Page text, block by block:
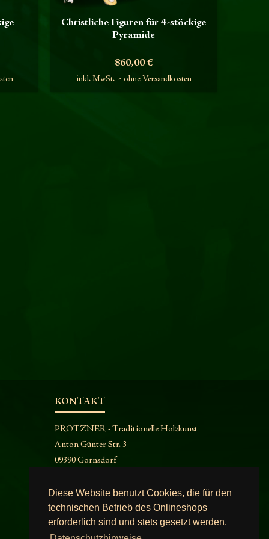
Diese Website benutzt Cookies, die für den
technischen Betrieb des Onlineshops
erforderlich sind und stets gesetzt werden.
Christliche Figuren für 4-stöckige
Pyramide
Preis
860,00 €
inkl. MwSt. ohne Versandkosten
KONTAKT
PROTZNER - Traditionelle Holzkunst
Anton Günter Str. 3
09390 Gornsdorf
Email:info@holzkunst-protzner.de